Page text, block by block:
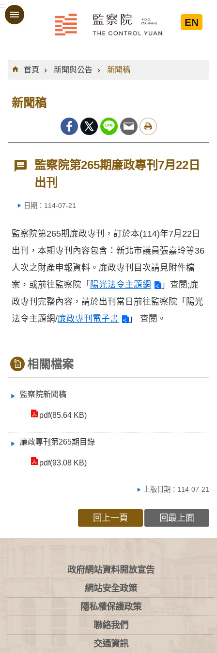
跳到主要內容區塊
:::
EN
:::
首頁
新聞與公告 新聞稿
新聞稿
監察院第265期廉政專刊7月22日
出刊
日期：114-07-21
監察院第265期廉政專刊，訂於本(114)年7月22日
出刊，本期專刊內容包含：新北市議員張嘉玲等36
人次之財產申報資料。廉政專刊目次請見附件檔
案，或前往監察院「 陽光法令主題網
」查閱;廉
政專刊完整內容，請於出刊當日前往監察院「陽光
法令主題網/廉政專刊電子書 」 查閱。
相關檔案
監察院新聞稿
pdf(85.64 KB)
廉政專刊第265期目錄
pdf(93.08 KB)
上版日期：114-07-21
回上一頁 回最上面
:::
政府網站資料開放宣告
網站安全政策
隱私權保護政策
聯絡我們
交通資訊